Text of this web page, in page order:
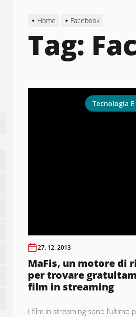
content
Home Facebook
Tag:
Tecnologia
27. 12. 2013
MaFis, un motore di
per trovare
film in streaming
I film in streaming sono l’ultimo